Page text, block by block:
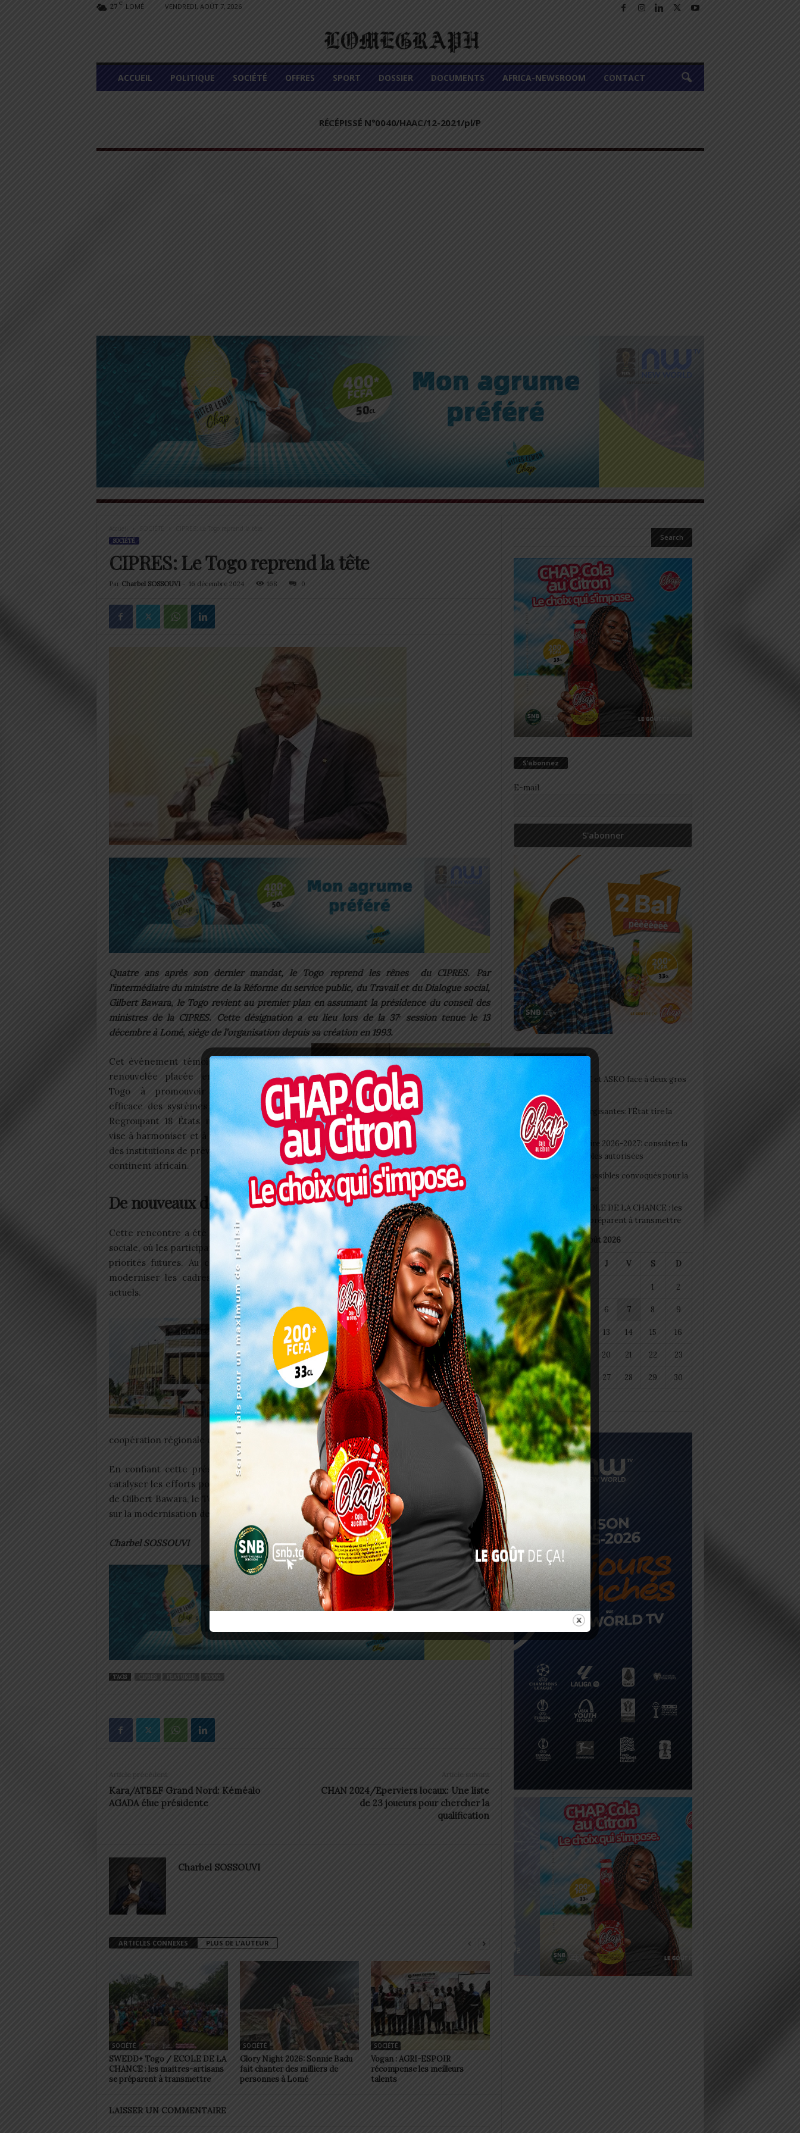
27 C LOMÉ VENDREDI, AOÛT 7, 2026
L
M
ACCUEIL POLITIQUE SOCIÉTÉ OFFRES SPORT DOSSIER DOCUMENTS AFRICA-NEWSROOM CONTACT
RÉCÉPISSÉ N°0040/HAAC/12-2021/pl/P
Accueil CIPRES: Le Togo reprend la tête
SOCIÉTÉ
CIPRES: Le Togo reprend la tête
Par Charbel SOSSOUVI- 16 décembre 2024 168 0
Quatre ans après son dernier mandat, le Togo reprend les rênes du CIPRES. Par
l’intermédiaire du ministre de la Réforme du service public, du Travail et du Dialogue social,
Gilbert Bawara, le Togo revient au premier plan en assumant la présidence du conseil des
ministres de la CIPRES. Cette désignation a eu lieu lors de la 37ᵉ session tenue le 13
décembre à Lomé, siège de l’organisation depuis sa création en 1993.
Cet événement témoigne de laconfiance
renouvelée placée en l’engagement du
Togo à promouvoir une gouvernance
efficace des systèmes de sécurité sociale.
Regroupant 18 États membres, la CIPRES
vise à harmoniser et à renforcer la gestion
des institutions de prévoyance sociale sur le
continent africain.
De nouveaux défis pour le CIPRES
Cette rencontre a été précédée par un forum de haut niveau consacré à la protection
sociale, où les participants ont dressé un état des lieux des actions menées et défini les
priorités futures. Au cœur des discussions, le plan stratégique 2024-2028 qui vise à
moderniser les cadres existants tout en répondant aux enjeux socio-économiques
actuels.
Lire aussi:Togo/Incendies: Le ministère de
la sécurité interpelle
Les ambitions de ce plan s’articulent autour
de trois axes principaux. Il s’agit de rendre
la protection sociale plus accessible et
de renforcer la résilience des systèmes
Aussi, la promotion de l’innovation et la
coopération régionale est au coeur des défis.
En confiant cette présidence au Togo, la CIPRES mise sur un leadership capable de
catalyser les efforts pour une prévoyance sociale inclusive et durable. Sous la direction
de Gilbert Bawara, le Togo entend apporter une impulsion nouvelle en mettant l’accent
sur la modernisation des outils de gestion et un dialogue social renforcé.
Charbel SOSSOUVI
TAGS CIPRES FEATURED TOGO
Article précédent
Kara/ATBEF Grand Nord: Kéméalo
AGADA élue présidente
Article suivant
CHAN 2024/Eperviers locaux: Une liste
de 23 joueurs pour chercher la
qualification
Charbel SOSSOUVI
ARTICLES CONNEXES PLUS DE L'AUTEUR
SOCIÉTÉ
SWEDD+ Togo / ECOLE DE LA
CHANCE : les maitres-artisans
se préparent à transmettre
SOCIÉTÉ
Glory Night 2026: Sonnie Badu
fait chanter des milliers de
personnes à Lomé
SOCIÉTÉ
Vogan : AGRI-ESPOIR
récompense les meilleurs
talents
LAISSER UN COMMENTAIRE
S’abonnez
E-mail
Articles récents
Interclubs CAF: ASCK et ASKO face à deux gros
morceaux
Togo/ Boissons énergisantes: l’État tire la
sonnette d’alarme
Togo/ Rentrée scolaire 2026-2027: consultez la
liste officielle des écoles autorisées
ESSAL 2026 : les admissibles convoqués pour la
visite médicale à Lomé
SWEDD+ Togo / ECOLE DE LA CHANCE : les
maitres-artisans se préparent à transmettre
août 2026
L M M J V S D
1 2
3 4 5 6 7 8 9
10 11 12 13 14 15 16
17 18 20 21 22 23
24 25 26 27 28 29 30
31
« Juil